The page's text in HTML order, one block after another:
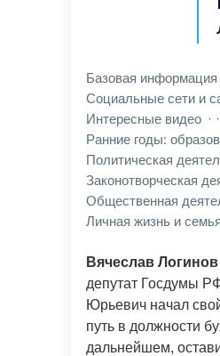
Базовая информация
Социальные сети и
Интересные видео
Ранние годы:
Политическая
Законотворческая
Общественная
Личная жизнь и семья
Вячеслав Логинов
депутат Госдумы
Юрьевич начал
путь в должности
дальнейшем,